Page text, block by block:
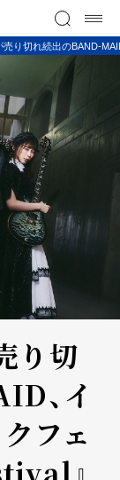
り切れ続出のBAND-
り切
、イ
フェ
』